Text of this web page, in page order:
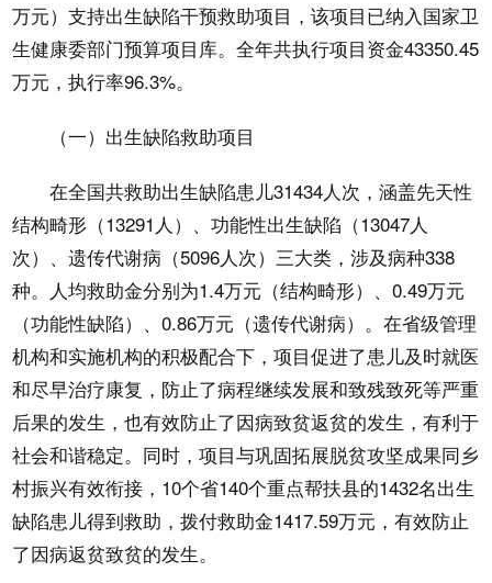
万元）支持出生缺陷干预救助项目，该项目已纳入国家卫
生健康委部门预算项目库。全年共执行项目资金43350.45
万元，执行率96.3%。
（一）出生缺陷救助项目
在全国共救助出生缺陷患儿31434人次，涵盖先天性
结构畸形（13291人）、功能性出生缺陷（13047人
次）、遗传代谢病（5096人次）三大类，涉及病种338
种。人均救助金分别为1.4万元（结构畸形）、0.49万元
（功能性缺陷）、0.86万元（遗传代谢病）。在省级管理
机构和实施机构的积极配合下，项目促进了患儿及时就医
和尽早治疗康复，防止了病程继续发展和致残致死等严重
后果的发生，也有效防止了因病致贫返贫的发生，有利于
社会和谐稳定。同时，项目与巩固拓展脱贫攻坚成果同乡
村振兴有效衔接，10个省140个重点帮扶县的1432名出生
缺陷患儿得到救助，拨付救助金1417.59万元，有效防止
了因病返贫致贫的发生。